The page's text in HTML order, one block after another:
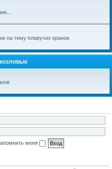
на тему плавучих кранов
меня